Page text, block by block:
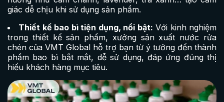
giác dễ chịu khi sử dụng sản phẩm.
Thiết kế bao bì tiện dụng, nổi bật: Với kinh nghiệm
trong thiết kế sản phẩm, xưởng sản xuất nước rửa
chén của VMT Global hỗ trợ bạn từ ý tưởng đến thành
phẩm bao bì bắt mắt, dễ sử dụng, đáp ứng đúng thị
hiếu khách hàng mục tiêu.